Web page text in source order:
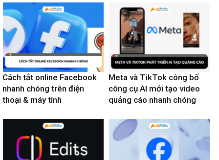
Cách tắt online Facebook
nhanh chóng trên điện
thoại & máy tính
Meta và TikTok công bố
công cụ AI mới tạo video
quảng cáo nhanh chóng